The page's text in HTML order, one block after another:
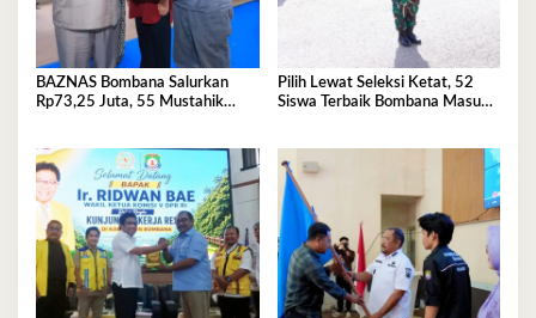
BAZNAS Bombana Salurkan
Rp73,25 Juta, 55 Mustahik
Pilih Lewat Seleksi Ketat, 52
Siswa Terbaik Bombana Masuk